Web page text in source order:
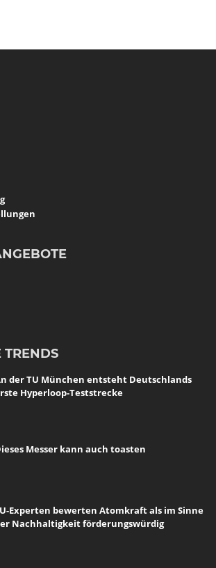
TRENDS
der TU München entsteht Deutschlands
Hyperloop-Teststrecke
Messer kann auch toasten
Experten bewerten Atomkraft als im Sinne
Nachhaltigkeit förderungswürdig